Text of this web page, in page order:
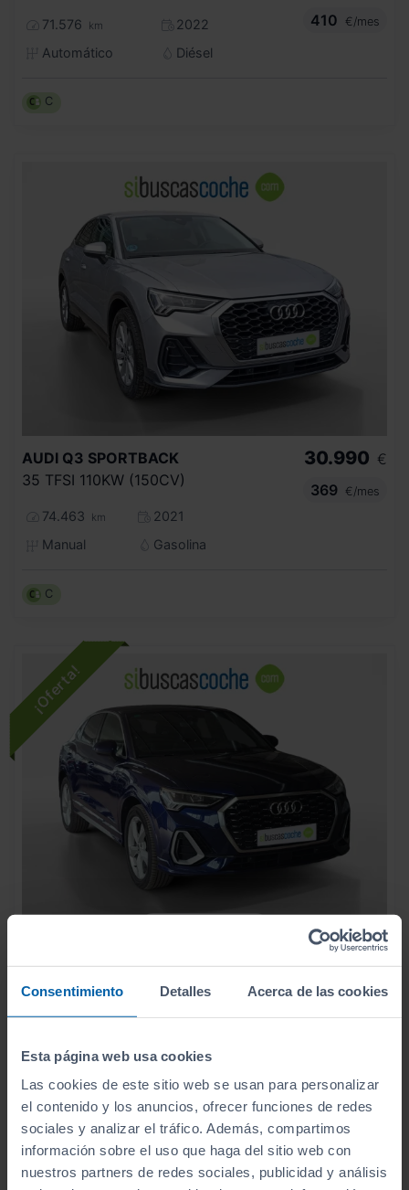
Consentimiento Detalles Acerca de las cookies
Esta página web usa cookies
Las cookies de este sitio web se usan para personalizar
el contenido y los anuncios, ofrecer funciones de redes
sociales y analizar el tráfico. Además, compartimos
información sobre el uso que haga del sitio web con
nuestros partners de redes sociales, publicidad y análisis
71.576 km
2022
Automático
Diésel
410
€/mes
C
AUDI Q3 SPORTBACK
35 TFSI 110KW (150CV)
74.463 km
2021
Manual
Gasolina
30.990 €
369
€/mes
C
S LINE 35 TDI 110KW (150CV)
32.990 €
31.990 €
C